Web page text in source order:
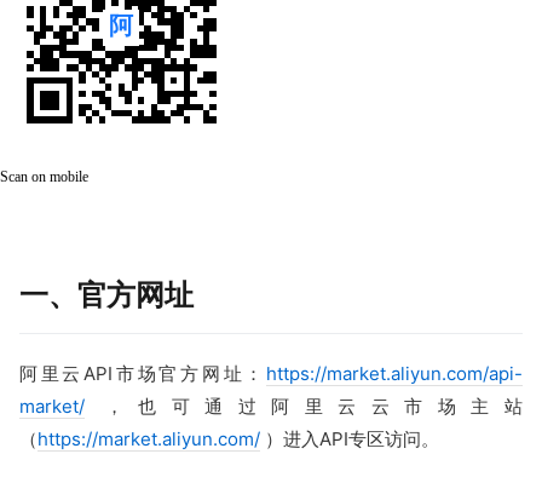
Scan on mobile
一、官方网址
阿里云API市场官方网址： https://market.aliyun.com/api-
market/ ，也可通过阿里云云市场主站
（https://market.aliyun.com/ ）进入API专区访问。